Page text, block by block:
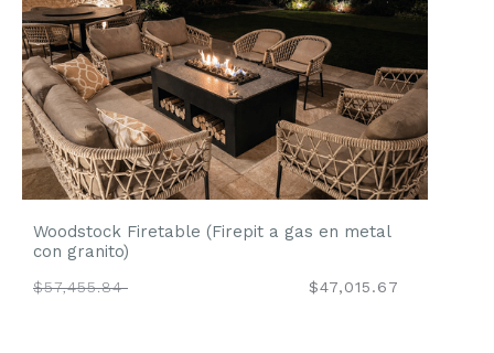
Woodstock Firetable (Firepit a gas en metal
con granito)
$57,455.84 $47,015.67